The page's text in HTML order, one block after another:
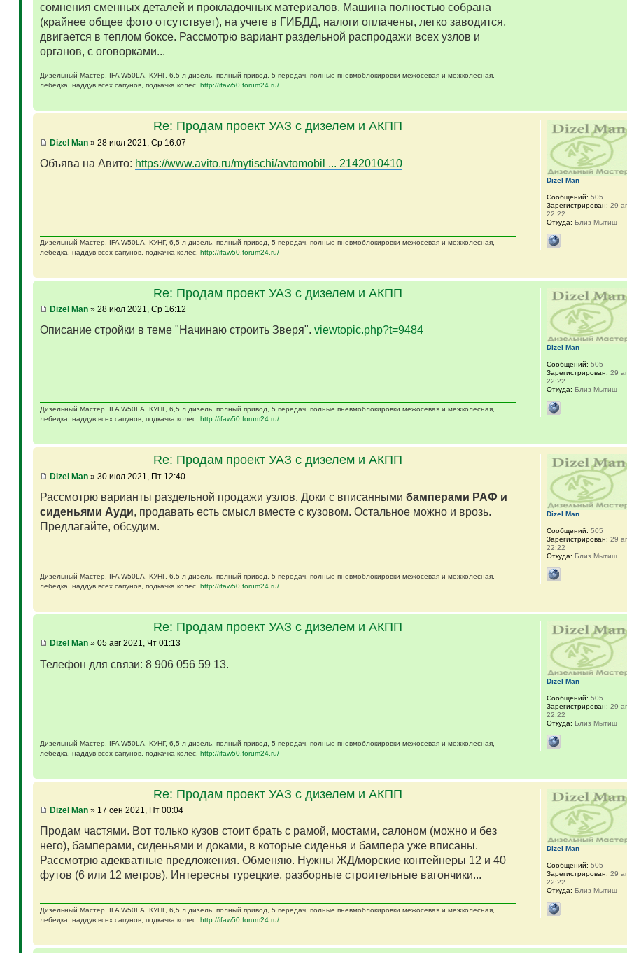
сомнения сменных деталей и прокладочных материалов. Машина полностью собрана
(крайнее общее фото отсутствует), на учете в ГИБДД, налоги оплачены, легко заводится,
двигается в теплом боксе. Рассмотрю вариант раздельной распродажи всех узлов и
органов, с оговорками...
Дизельный Мастер. IFA W50LA, КУНГ, 6,5 л дизель, полный привод, 5 передач, полные пневмоблокировки межосевая и межколесная,
лебедка, наддув всех сапунов, подкачка колес. http://ifaw50.forum24.ru/
Re: Продам проект УАЗ с дизелем и АКПП
Dizel Man» 28 июл 2021, Ср 16:07
Объява на Авито: https://www.avito.ru/mytischi/avtomobil ... 2142010410
Дизельный Мастер. IFA W50LA, КУНГ, 6,5 л дизель, полный привод, 5 передач, полные пневмоблокировки межосевая и межколесная,
лебедка, наддув всех сапунов, подкачка колес. http://ifaw50.forum24.ru/
Dizel Man
Сообщений: 505
Зарегистрирован: 29
22:22
Откуда: Близ Мытищ
Re: Продам проект УАЗ с дизелем и АКПП
Dizel Man» 28 июл 2021, Ср 16:12
Описание стройки в теме "Начинаю строить Зверя". viewtopic.php?t=9484
Дизельный Мастер. IFA W50LA, КУНГ, 6,5 л дизель, полный привод, 5 передач, полные пневмоблокировки межосевая и межколесная,
лебедка, наддув всех сапунов, подкачка колес. http://ifaw50.forum24.ru/
Dizel Man
Сообщений: 505
Зарегистрирован: 29
22:22
Откуда: Близ Мытищ
Re: Продам проект УАЗ с дизелем и АКПП
Dizel Man» 30 июл 2021, Пт 12:40
Рассмотрю варианты раздельной продажи узлов. Доки с вписанными бамперами РАФ и
сиденьями Ауди, продавать есть смысл вместе с кузовом. Остальное можно и врозь.
Предлагайте, обсудим.
Дизельный Мастер. IFA W50LA, КУНГ, 6,5 л дизель, полный привод, 5 передач, полные пневмоблокировки межосевая и межколесная,
лебедка, наддув всех сапунов, подкачка колес. http://ifaw50.forum24.ru/
Dizel Man
Сообщений: 505
Зарегистрирован: 29
22:22
Откуда: Близ Мытищ
Re: Продам проект УАЗ с дизелем и АКПП
Dizel Man» 05 авг 2021, Чт 01:13
Телефон для связи: 8 906 056 59 13.
Дизельный Мастер. IFA W50LA, КУНГ, 6,5 л дизель, полный привод, 5 передач, полные пневмоблокировки межосевая и межколесная,
лебедка, наддув всех сапунов, подкачка колес. http://ifaw50.forum24.ru/
Dizel Man
Сообщений: 505
Зарегистрирован: 29
22:22
Откуда: Близ Мытищ
Re: Продам проект УАЗ с дизелем и АКПП
Dizel Man» 17 сен 2021, Пт 00:04
Продам частями. Вот только кузов стоит брать с рамой, мостами, салоном (можно и без
него), бамперами, сиденьями и доками, в которые сиденья и бампера уже вписаны.
Рассмотрю адекватные предложения. Обменяю. Нужны ЖД/морские контейнеры 12 и 40
футов (6 или 12 метров). Интересны турецкие, разборные строительные вагончики...
Дизельный Мастер. IFA W50LA, КУНГ, 6,5 л дизель, полный привод, 5 передач, полные пневмоблокировки межосевая и межколесная,
лебедка, наддув всех сапунов, подкачка колес. http://ifaw50.forum24.ru/
Dizel Man
Сообщений: 505
Зарегистрирован: 29
22:22
Откуда: Близ Мытищ